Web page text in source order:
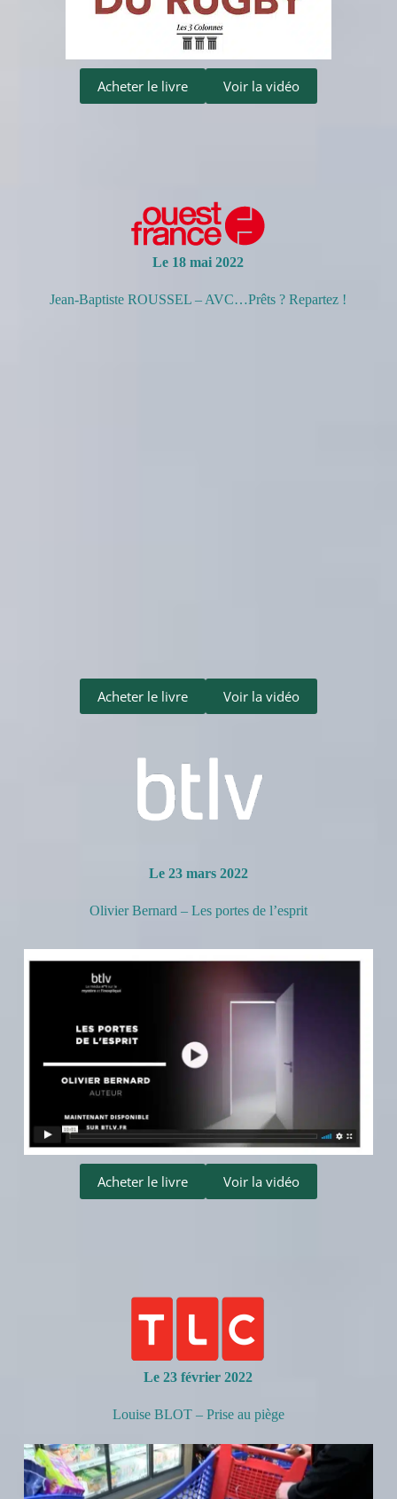
Acheter le livre Voir la vidéo
Le 18 mai 2022
Jean-Baptiste ROUSSEL – AVC…Prêts ? Repartez !
Acheter le livre Voir la vidéo
Le 23 mars 2022
Olivier Bernard – Les portes de l’esprit
Acheter le livre Voir la vidéo
Le 23 février 2022
Louise BLOT – Prise au piège